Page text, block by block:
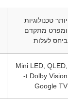
יותר טכנולוגיות
ומפרט מתקדם
ביחס לעלות
Mini LED, QLED,
Dolby Vision ו-
Google TV